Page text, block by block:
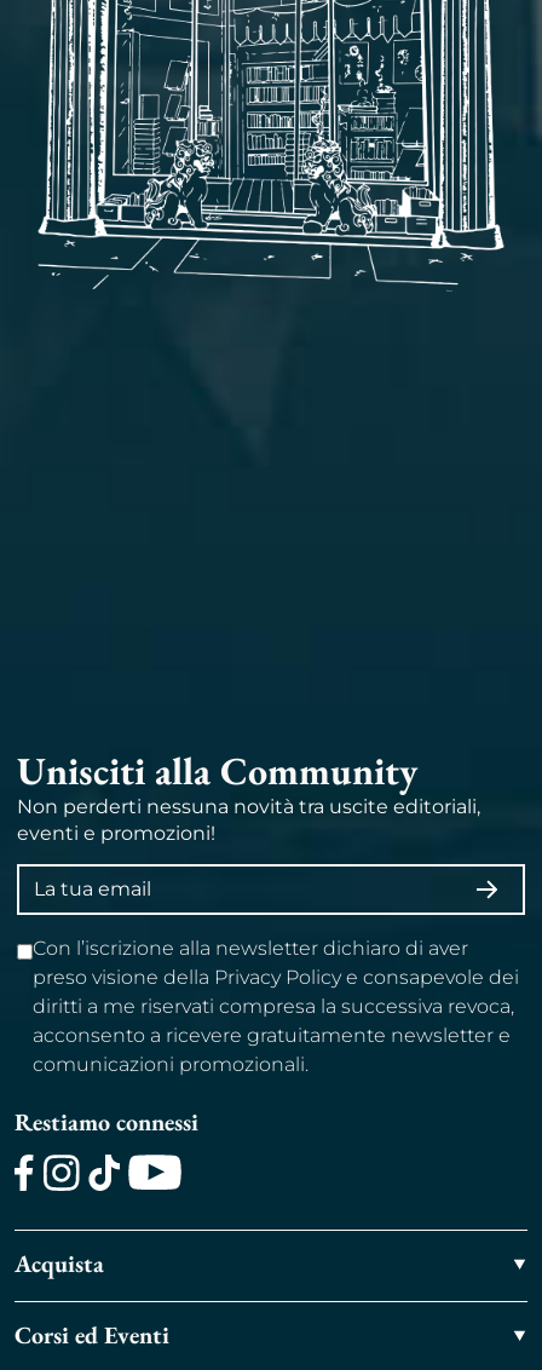
Unisciti alla Community
Non perderti nessuna novità tra uscite editoriali,
eventi e promozioni!
Indirizzo
email
Con l’iscrizione alla newsletter dichiaro di aver
preso visione della Privacy Policy e consapevole dei
diritti a me riservati compresa la successiva revoca,
acconsento a ricevere gratuitamente newsletter e
comunicazioni promozionali.
Restiamo connessi
Acquista
Corsi ed Eventi